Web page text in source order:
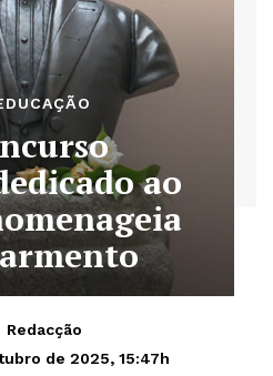
ao
Redacção
de 2025, 15:47h